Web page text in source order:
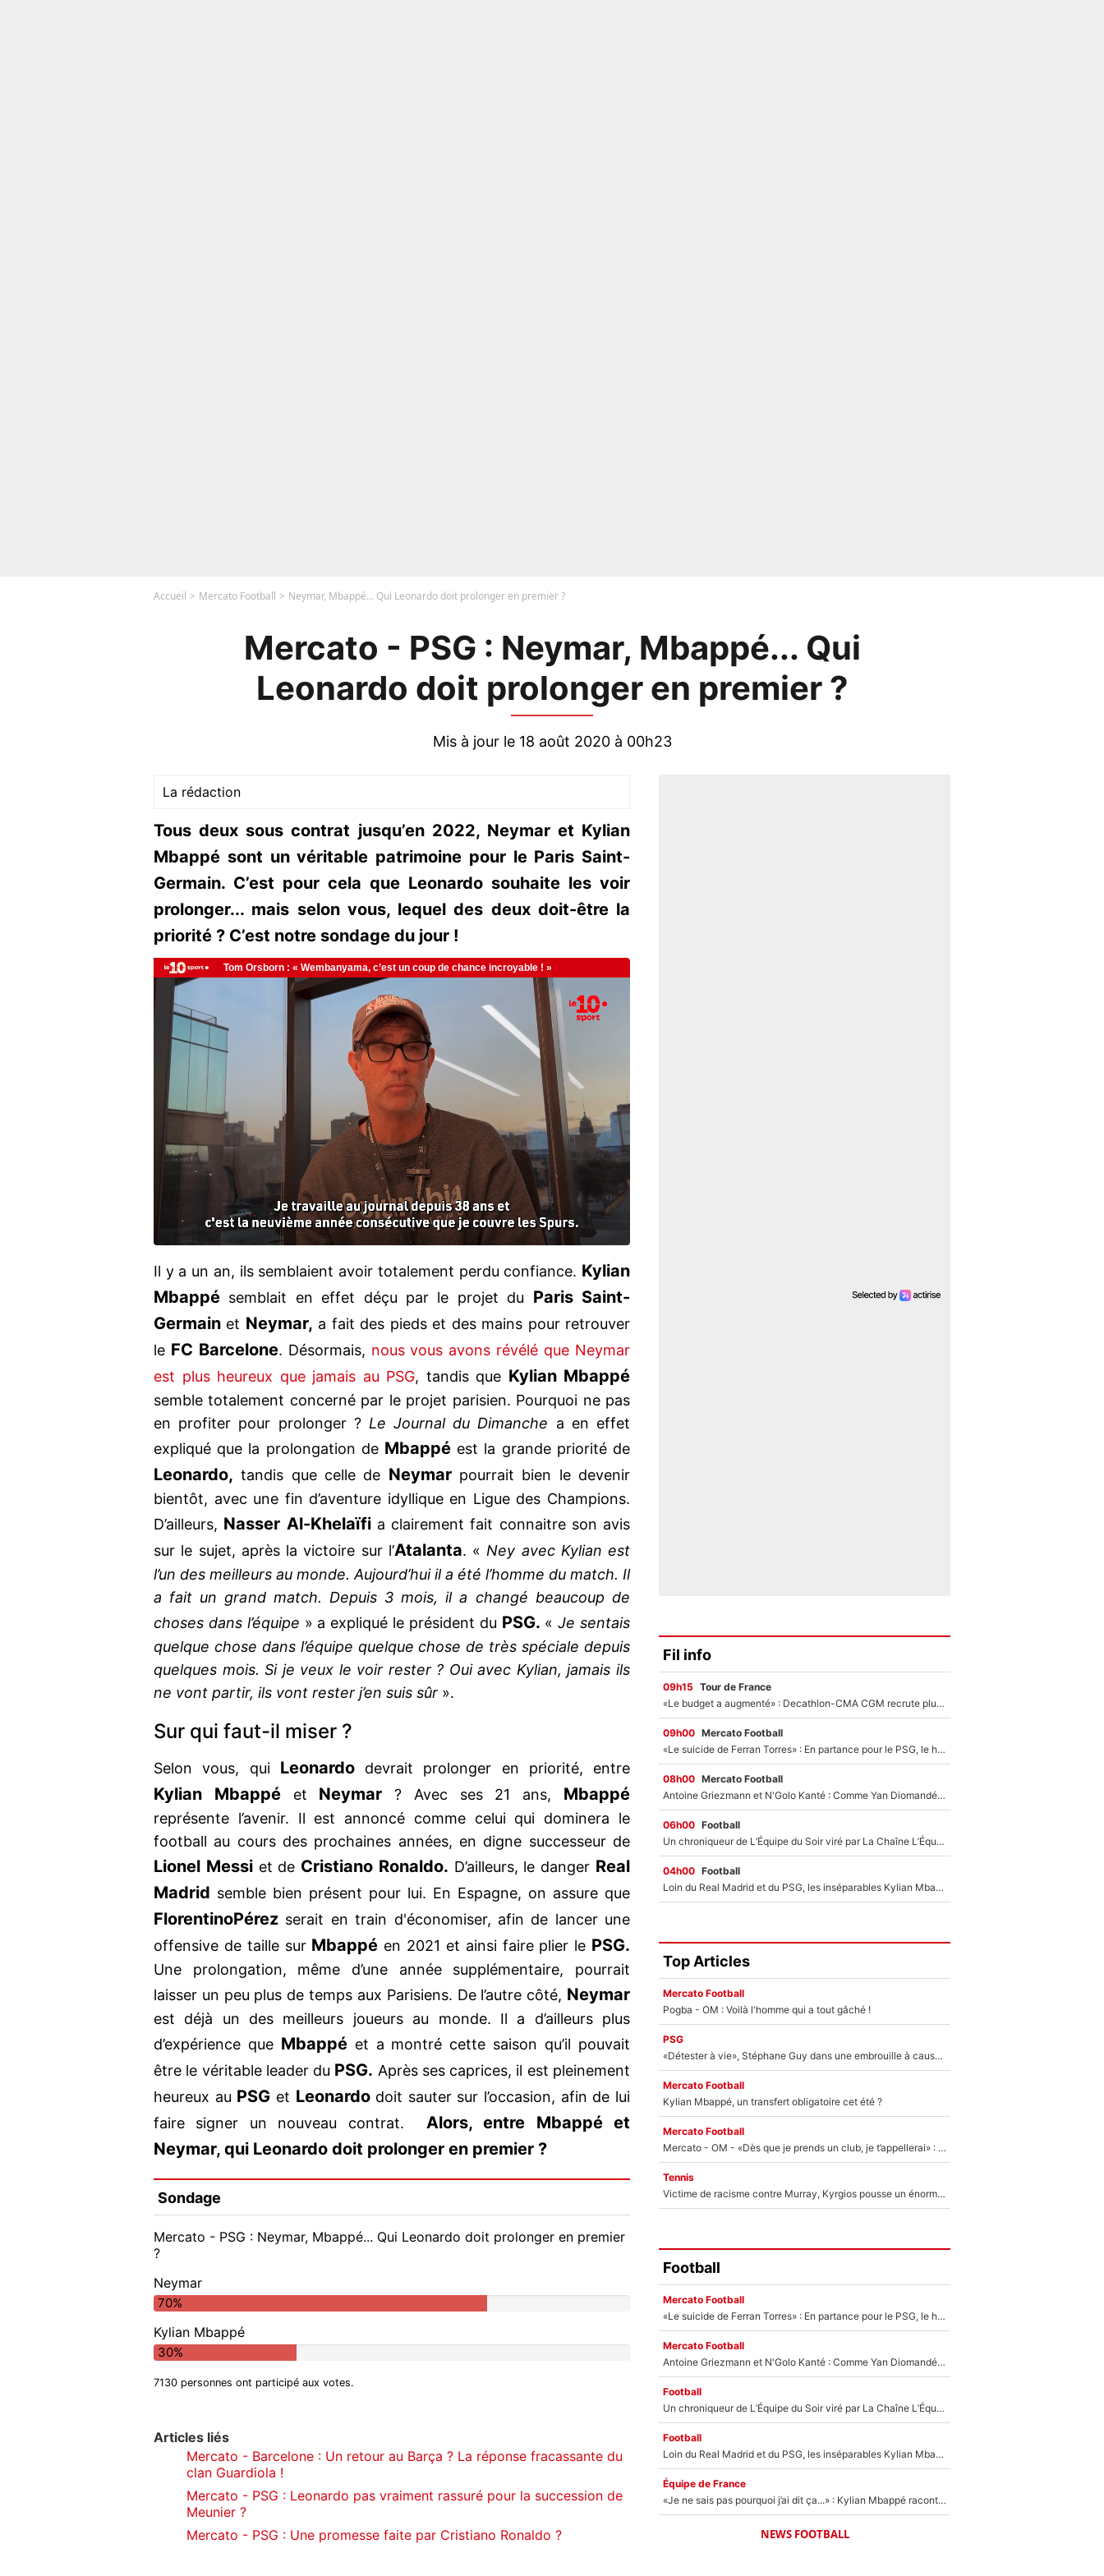
Accueil Mercato Football Neymar, Mbappé... Qui Leonardo doit prolonger en premier ?
Mercato - PSG : Neymar, Mbappé... Qui
Leonardo doit prolonger en premier ?
Mis à jour le 18 août 2020 à 00h23
La rédaction
Tous deux sous contrat jusqu’en 2022, Neymar et Kylian
Mbappé sont un véritable patrimoine pour le Paris Saint-
Germain. C’est pour cela que Leonardo souhaite les voir
prolonger... mais selon vous, lequel des deux doit-être la
priorité ? C’est notre sondage du jour !
Il y a un an, ils semblaient avoir totalement perdu confiance. Kylian
Mbappé semblait en effet déçu par le projet du Paris Saint-
Germain et Neymar, a fait des pieds et des mains pour retrouver
le FC Barcelone. Désormais, nous vous avons révélé que Neymar
est plus heureux que jamais au PSG, tandis que Kylian Mbappé
semble totalement concerné par le projet parisien. Pourquoi ne pas
en profiter pour prolonger ? Le Journal du Dimanche a en effet
expliqué que la prolongation de Mbappé est la grande priorité de
Leonardo, tandis que celle de Neymarpourrait bien le devenir
bientôt, avec une fin d’aventure idyllique en Ligue des Champions.
D’ailleurs, Nasser Al-Khelaïfia clairement fait connaitre son avis
sur le sujet, après la victoire sur l’Atalanta. «Ney avec Kylian est
l’un des meilleurs au monde. Aujourd’hui il a été l’homme du match. Il
a fait un grand match. Depuis 3 mois, il a changé beaucoup de
choses dans l’équipe » a expliqué le président du PSG. « Je sentais
quelque chose dans l’équipe quelque chose de très spéciale depuis
quelques mois. Si je veux le voir rester ? Oui avec Kylian, jamais ils
ne vont partir, ils vont rester j’en suis sûr ».
Sur qui faut-il miser ?
Selon vous, qui Leonardodevrait prolonger en priorité, entre
Kylian Mbappéet Neymar ? Avec ses 21 ans, Mbappé
représente l’avenir. Il est annoncé comme celui qui dominera le
football au cours des prochaines années, en digne successeur de
Lionel Messiet de Cristiano Ronaldo. D’ailleurs, le danger Real
Madrid semble bien présent pour lui. En Espagne, on assure que
FlorentinoPérez serait en train d'économiser, afin de lancer une
offensive de taille sur Mbappé en 2021 et ainsi faire plier le PSG.
Une prolongation, même d’une année supplémentaire, pourrait
laisser un peu plus de temps aux Parisiens. De l’autre côté, Neymar
est déjà un des meilleurs joueurs au monde. Il a d’ailleurs plus
d’expérience que Mbappéet a montré cette saison qu’il pouvait
être le véritable leader du PSG. Après ses caprices, il est pleinement
heureux au PSG et Leonardodoit sauter sur l’occasion, afin de lui
faire signer un nouveau contrat. Alors, entre Mbappé et
Neymar, qui Leonardo doit prolonger en premier ?
Sondage
Mercato - PSG : Neymar, Mbappé... Qui Leonardo doit prolonger en premier
?
Neymar
70%
Kylian Mbappé
30%
7130 personnes ont participé aux votes.
Articles liés
Mercato - Barcelone : Un retour au Barça ? La réponse fracassante du
clan Guardiola !
Mercato - PSG : Leonardo pas vraiment rassuré pour la succession de
Meunier ?
Mercato - PSG : Une promesse faite par Cristiano Ronaldo ?
Fil info
09h15 Tour de France
«Le budget a augmenté» : Decathlon-CMA CGM recrute plusieurs coureurs pour offrir à Paul Seixas une équipe pour gagner le Tour de France 2027
09h00 Mercato Football
«Le suicide de Ferran Torres» : En partance pour le PSG, le héros de la finale de la Coupe du monde s'attire les foudres de la presse espagnole !
08h00 Mercato Football
Antoine Griezmann et N'Golo Kanté : Comme Yan Diomandé, les deux champions du monde ont refusé de signer au PSG !
06h00 Football
Un chroniqueur de L’Équipe du Soir viré par La Chaîne L’Équipe : Même Olivier Ménard n’avait pas pu empêcher son départ, «je l’ai appris sur Twitter, je l’ai vécu assez mal»
04h00 Football
Loin du Real Madrid et du PSG, les inséparables Kylian Mbappé et Achraf Hakimi changent d'équipe le temps d'une journée !
Top Articles
Mercato Football
Pogba - OM : Voilà l'homme qui a tout gâché !
PSG
«Détester à vie», Stéphane Guy dans une embrouille à cause du PSG !
Mercato Football
Kylian Mbappé, un transfert obligatoire cet été ?
Mercato Football
Mercato - OM - «Dès que je prends un club, je t’appellerai» : La promesse de Marcelino au moment de claquer la porte
Tennis
Victime de racisme contre Murray, Kyrgios pousse un énorme coup de gueule !
Football
Mercato Football
«Le suicide de Ferran Torres» : En partance pour le PSG, le héros de la finale de la Coupe du monde s'attire les foudres de la presse espagnole !
Mercato Football
Antoine Griezmann et N'Golo Kanté : Comme Yan Diomandé, les deux champions du monde ont refusé de signer au PSG !
Football
Un chroniqueur de L’Équipe du Soir viré par La Chaîne L’Équipe : Même Olivier Ménard n’avait pas pu empêcher son départ, «je l’ai appris sur Twitter, je l’ai vécu assez mal»
Football
Loin du Real Madrid et du PSG, les inséparables Kylian Mbappé et Achraf Hakimi changent d'équipe le temps d'une journée !
Équipe de France
«Je ne sais pas pourquoi j’ai dit ça...» : Kylian Mbappé raconte sa première rencontre avec Zinédine Zidane (et c’est très drôle)
NEWS FOOTBALL